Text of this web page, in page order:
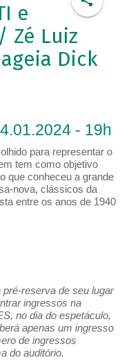
e
Zé Luiz
Dick
- 19h
para representar o
tem como objetivo
que conheceu a grande
nova, clássicos da
entre os anos de 1940
reserva de seu lugar
ingressos na
no dia do espetáculo,
apenas um ingresso
de ingressos
do auditório.